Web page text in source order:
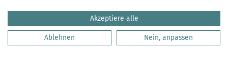
Akzeptiere alle
Ablehnen Nein, anpassen